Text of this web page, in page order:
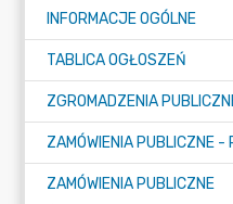
INFORMACJE OGÓLNE
TABLICA OGŁOSZEŃ
ZGROMADZENIA
ZAMÓWIENIA PUBLICZNE